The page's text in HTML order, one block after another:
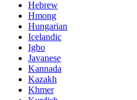
Hebrew
Hmong
Hungarian
Icelandic
Igbo
Javanese
Kannada
Kazakh
Khmer